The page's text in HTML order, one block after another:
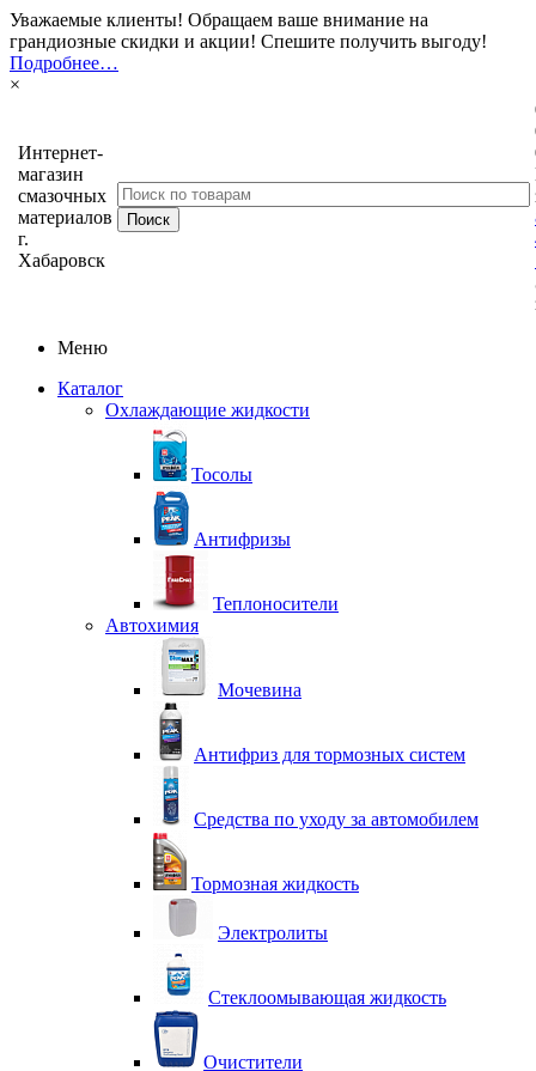
Уважаемые клиенты! Обращаем ваше внимание на
грандиозные скидки и акции! Спешите получить выгоду!
Подробнее…
×
Интернет-
магазин
смазочных
материалов
г.
Хабаровск
Меню
Каталог
Охлаждающие жидкости
Тосолы
Антифризы
Теплоносители
Автохимия
Мочевина
Антифриз для тормозных систем
Средства по уходу за автомобилем
Тормозная жидкость
Электролиты
Стеклоомывающая жидкость
Очистители